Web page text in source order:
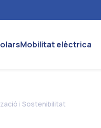
Mobilitat elèctrica
i Sostenibilitat